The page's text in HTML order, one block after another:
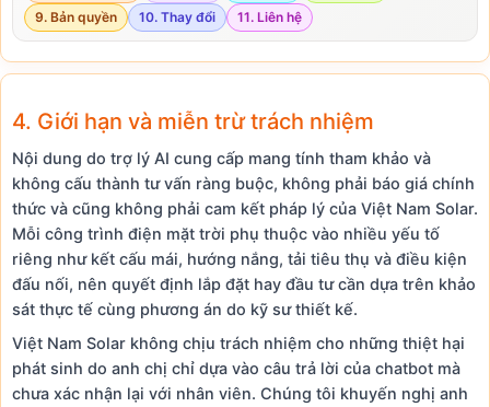
9. Bản quyền
10. Thay đổi 11. Liên hệ
4. Giới hạn và miễn trừ trách nhiệm
Nội dung do trợ lý AI cung cấp mang tính tham khảo và
không cấu thành tư vấn ràng buộc, không phải báo giá chính
thức và cũng không phải cam kết pháp lý của Việt Nam Solar.
Mỗi công trình điện mặt trời phụ thuộc vào nhiều yếu tố
riêng như kết cấu mái, hướng nắng, tải tiêu thụ và điều kiện
đấu nối, nên quyết định lắp đặt hay đầu tư cần dựa trên khảo
sát thực tế cùng phương án do kỹ sư thiết kế.
Việt Nam Solar không chịu trách nhiệm cho những thiệt hại
phát sinh do anh chị chỉ dựa vào câu trả lời của chatbot mà
chưa xác nhận lại với nhân viên. Chúng tôi khuyến nghị anh